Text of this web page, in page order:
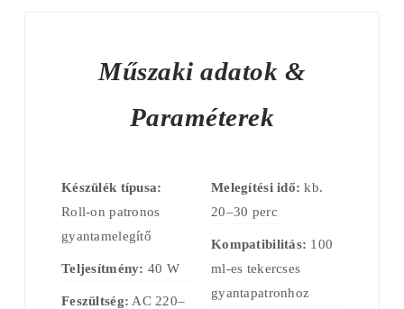
Műszaki adatok &
Paraméterek
Készülék típusa:
Roll-on patronos
gyantamelegítő
Teljesítmény: 40 W
Feszültség: AC 220–
Melegítési idő: kb.
20–30 perc
Kompatibilitás: 100
ml-es tekercses
gyantapatronhoz